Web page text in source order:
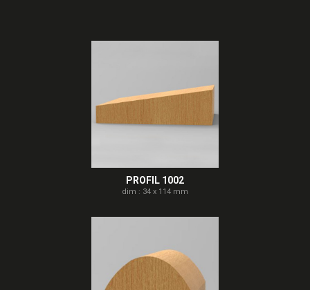
PROFIL 1002
dim : 34 x 114 mm